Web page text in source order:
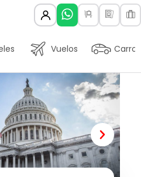
Vuelos Carros